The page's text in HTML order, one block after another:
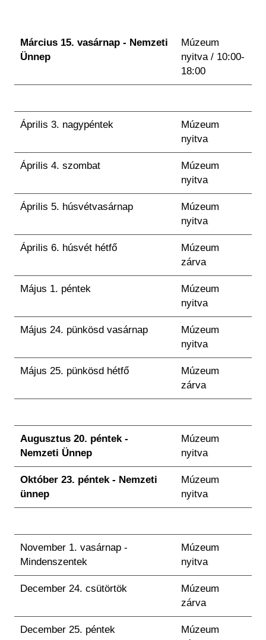
Március 15. vasárnap - Nemzeti
Ünnep
Múzeum
nyitva / 10:00-
18:00
Április 3. nagypéntek
Múzeum
nyitva
Április 4. szombat
Múzeum
nyitva
Április 5. húsvétvasárnap
Múzeum
nyitva
Április 6. húsvét hétfő
Múzeum
zárva
Május 1. péntek
Múzeum
nyitva
Május 24. pünkösd vasárnap
Múzeum
nyitva
Május 25. pünkösd hétfő
Múzeum
zárva
Augusztus 20. péntek -
Nemzeti Ünnep
Múzeum
nyitva
Október 23. péntek - Nemzeti
ünnep
Múzeum
nyitva
November 1. vasárnap -
Mindenszentek
Múzeum
nyitva
December 24. csütörtök
Múzeum
zárva
December 25. péntek
Múzeum